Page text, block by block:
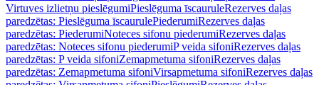
Virtuves izlietņu pieslēgumiPieslēguma īscauruleRezerves daļas
paredzētas: Pieslēguma īscaurulePiederumiRezerves daļas
paredzētas: PiederumiNoteces sifonu piederumiRezerves daļas
paredzētas: Noteces sifonu piederumiP veida sifoniRezerves daļas
paredzētas: P veida sifoniZemapmetuma sifoniRezerves daļas
paredzētas: Zemapmetuma sifoniVirsapmetuma sifoniRezerves daļas